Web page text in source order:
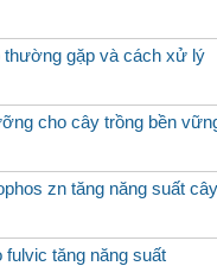
thường gặp và cách xử lý
cho cây trồng bền
zn tăng năng suất cây
fulvic tăng năng suất